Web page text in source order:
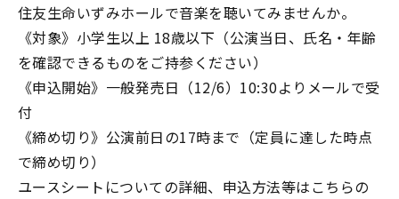
住友生命いずみホールで音楽を聴いてみませんか。
《対象》小学生以上 18歳以下（公演当日、氏名・年齢
を確認できるものをご持参ください）
《申込開始》一般発売日（12/6）10:30よりメールで受
付
《締め切り》公演前日の17時まで（定員に達した時点
で締め切り）
ユースシートについての詳細、申込方法等はこちらの